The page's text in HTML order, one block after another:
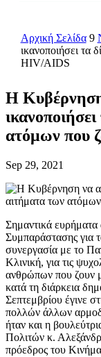
Αρχική Σελίδα 9
ικανοποιήσει τα
HIV/AIDS
Η Κυβέρνηση
ατόμων που
Sep 29, 2021
Σημαντικά
Συμπαράστασης για
συνεργασία με το
Κλινική, για τις
ανθρώπων που ζουν
κατά τη διάρκεια
Σεπτεμβρίου έγινε
πολλών άλλων
ήταν και η
Πολιτών κ.
πρόεδρος του